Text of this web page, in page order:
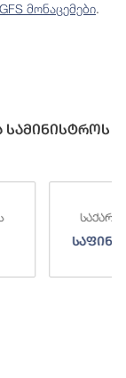
GFS მონაცემები.
სამინისტროს